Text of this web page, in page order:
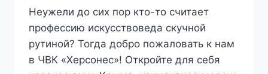
Неужели до сих пор кто-то считает
профессию искусствоведа скучной
рутиной? Тогда добро пожаловать к нам
в ЧВК «Херсонес»! Откройте для себя